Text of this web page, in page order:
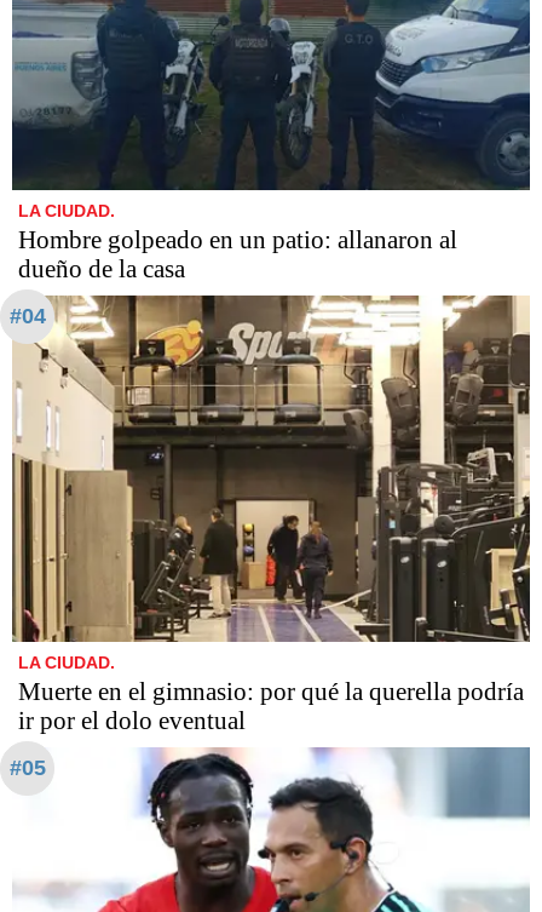
LA CIUDAD.
Hombre golpeado en un patio: allanaron al
dueño de la casa
#04
LA CIUDAD.
​​​​​Muerte en el gimnasio: por qué la querella podría
ir por el dolo eventual
#05